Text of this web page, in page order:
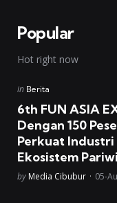
Popular
Hot right now
Posted
in Berita
6th FUN ASIA
Dengan 150
Perkuat Industri
Ekosistem
Posted
by Media Cibubur 05-